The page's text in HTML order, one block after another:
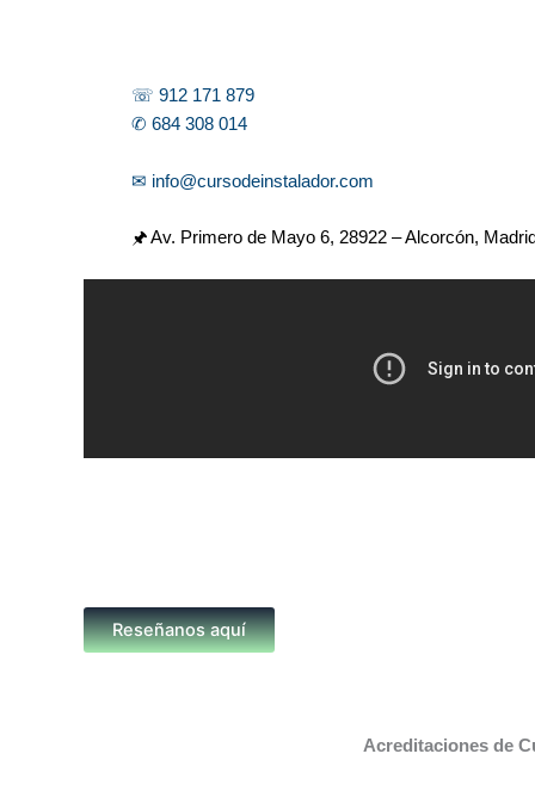
☏ 912 171 879
✆ 684 308 014
✉ info@cursodeinstalador.com
🖈 Av. Primero de Mayo 6, 28922 – Alcorcón,
Reseñanos aquí
Acreditaciones de